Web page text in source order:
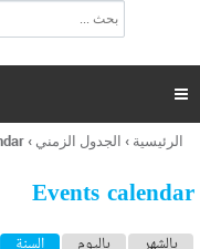
ت
ر
ل
ح
ب

أنت
هنا
الرئيسية › الجدول الزمني ›
Events calendar